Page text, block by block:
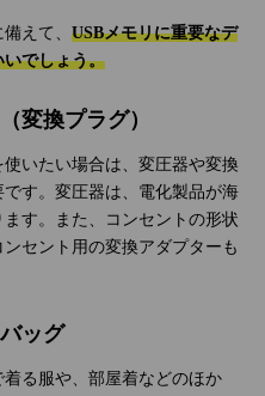
えて、 USBメモリに重要なデ
でしょう。
変換プラグ）
いたい場合は、変圧器や変換
す。変圧器は、電化製品が海
す。また、コンセントの形状
セント用の変換アダプターも
ッグ
る服や、部屋着などのほか